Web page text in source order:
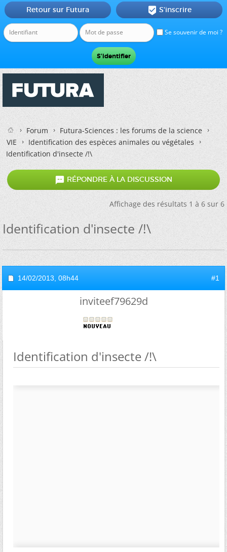
Se souvenir de moi ?
Retour sur Futura  S'inscrire
Forum
Futura-Sciences : les forums de la science
VIE
Identification des espèces animales ou végétales
Identification d'insecte /!\
 RÉPONDRE À LA DISCUSSION
Affichage des résultats 1 à 6 sur 6
Identification d'insecte /!\
14/02/2013, 08h44 #1
inviteef79629d
Identification d'insecte /!\